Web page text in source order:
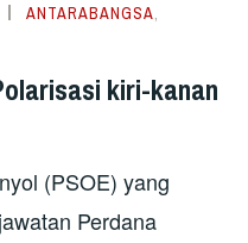
ANTARABANGSA,
kiri-kanan
(PSOE) yang
Perdana